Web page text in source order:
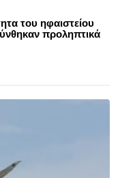
του ηφαιστείου
προληπτικά